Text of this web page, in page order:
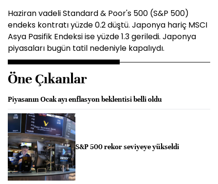
Haziran vadeli Standard & Poor's 500 (S&P 500)
endeks kontratı yüzde 0.2 düştü. Japonya hariç MSCI
Asya Pasifik Endeksi ise yüzde 1.3 geriledi. Japonya
piyasaları bugün tatil nedeniyle kapalıydı.
Öne Çıkanlar
Piyasanın Ocak ayı enflasyon beklentisi belli oldu
S&P 500 rekor seviyeye yükseldi